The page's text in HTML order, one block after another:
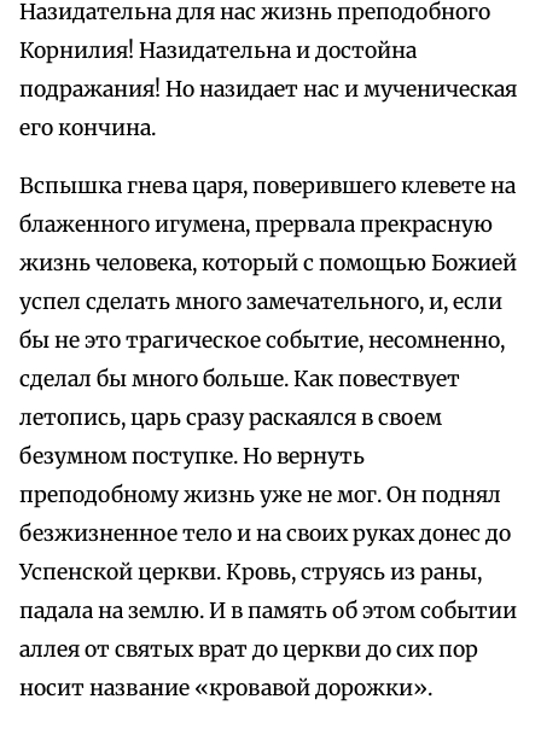
Назидательна для нас жизнь преподобного
Корнилия! Назидательна и достойна
подражания! Но назидает нас и мученическая
его кончина.
Вспышка гнева царя, поверившего клевете на
блаженного игумена, прервала прекрасную
жизнь человека, который с помощью Божией
успел сделать много замечательного, и, если
бы не это трагическое событие, несомненно,
сделал бы много больше. Как повествует
летопись, царь сразу раскаялся в своем
безумном поступке. Но вернуть
преподобному жизнь уже не мог. Он поднял
безжизненное тело и на своих руках донес до
Успенской церкви. Кровь, струясь из раны,
падала на землю. И в память об этом событии
аллея от святых врат до церкви до сих пор
носит название «кровавой дорожки».